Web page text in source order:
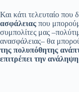
Και κάτι τελευταίο που
ασφάλειας που
συμπολίτες μας
ανασφάλειας– θα
της πολυπόθητης
επιτρέπει την